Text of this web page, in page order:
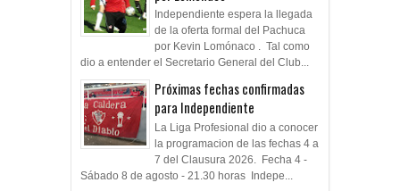
Independiente espera la llegada
de la oferta formal del Pachuca
por Kevin Lomónaco . Tal como
dio a entender el Secretario General del Club...
Próximas fechas confirmadas
para Independiente
La Liga Profesional dio a conocer
la programacion de las fechas 4 a
7 del Clausura 2026. Fecha 4 -
Sábado 8 de agosto - 21.30 horas Indepe...